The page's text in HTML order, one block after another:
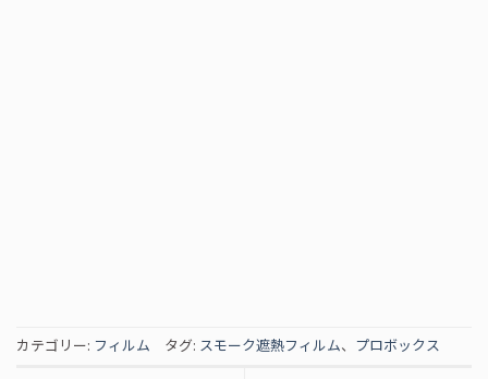
カテゴリー: フィルム タグ: スモーク遮熱フィルム、 プロボックス